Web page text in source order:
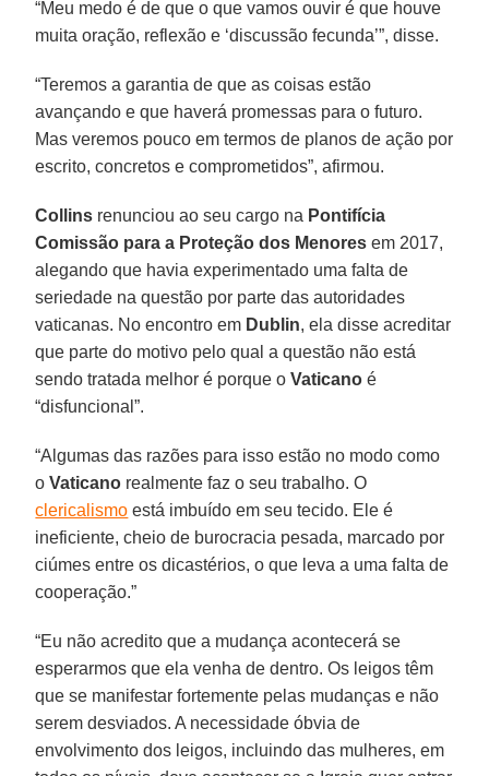
“Meu medo é de que o que vamos ouvir é que houve
muita oração, reflexão e ‘discussão fecunda’”, disse.
“Teremos a garantia de que as coisas estão
avançando e que haverá promessas para o futuro.
Mas veremos pouco em termos de planos de ação por
escrito, concretos e comprometidos”, afirmou.
Collins renunciou ao seu cargo na Pontifícia
Comissão para a Proteção dos Menores em 2017,
alegando que havia experimentado uma falta de
seriedade na questão por parte das autoridades
vaticanas. No encontro em Dublin, ela disse acreditar
que parte do motivo pelo qual a questão não está
sendo tratada melhor é porque oVaticano é
“disfuncional”.
“Algumas das razões para isso estão no modo como
oVaticano realmente faz o seu trabalho. O
clericalismo está imbuído em seu tecido. Ele é
ineficiente, cheio de burocracia pesada, marcado por
ciúmes entre os dicastérios, o que leva a uma falta de
cooperação.”
“Eu não acredito que a mudança acontecerá se
esperarmos que ela venha de dentro. Os leigos têm
que se manifestar fortemente pelas mudanças e não
serem desviados. A necessidade óbvia de
envolvimento dos leigos, incluindo das mulheres, em